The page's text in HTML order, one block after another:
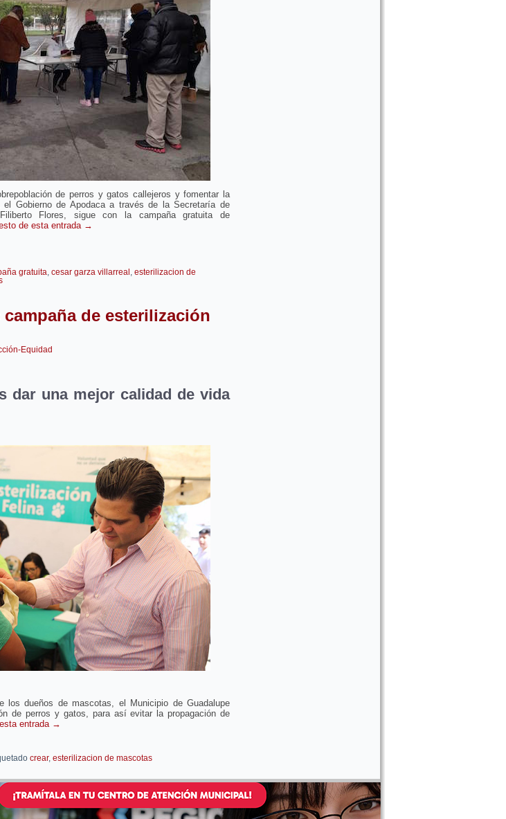
de perros y gatos callejeros y fomentar la
el Gobierno de Apodaca a través de la Secretaría de
Flores, sigue con la campaña gratuita de
de esta entrada →
gratuita, cesar garza villarreal , esterilizacion de
de esterilización
Equidad
dar una mejor calidad de vida
los dueños de mascotas, el Municipio de Guadalupe
de perros y gatos, para así evitar la propagación de
entrada →
crear, esterilizacion de mascotas